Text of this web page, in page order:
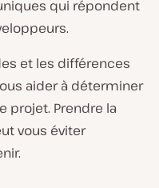
qui répondent
et les différences
aider à déterminer
projet. Prendre la
vous éviter